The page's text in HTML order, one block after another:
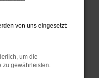
Seiten
Seite in einem
privaten
von uns eingesetzt:
um die
zu gewährleisten.